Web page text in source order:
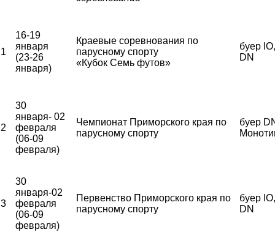
1
16-19
января
(23-26
января)
Краевые соревнования по
парусному спорту
«Кубок Семь футов»
буер
DN
2
30
января- 02
февраля
(06-09
февраля)
Чемпионат Приморского края по
парусному спорту
буер
3
30
января-02
февраля
(06-09
февраля)
Первенство Приморского края по
парусному спорту
буер
DN